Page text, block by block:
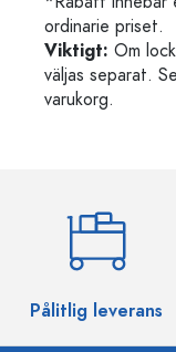
ordinarie priset.
Viktigt: Om
väljas separat.
varukorg.
Pålitlig leverans